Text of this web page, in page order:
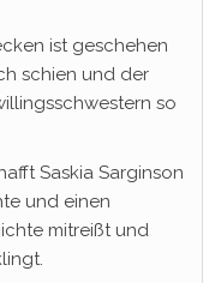
ist geschehen
schien und der
so
Saskia Sarginson
und einen
mitreißt und